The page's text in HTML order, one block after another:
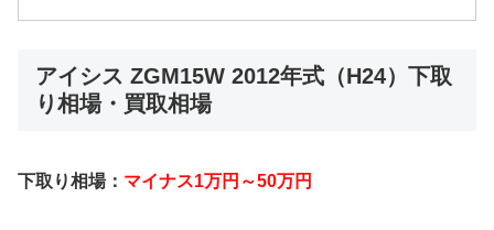
アイシス ZGM15W 2012年式（H24）下取
り相場・買取相場
下取り相場： マイナス1万円～50万円